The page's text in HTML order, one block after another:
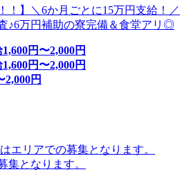
！】＼6か月ごとに15万円支給！／
♪6万円補助の寮完備＆食堂アリ◎
1,600円〜2,000円
1,600円〜2,000円
2,000円
エリアでの募集となります。
となります。